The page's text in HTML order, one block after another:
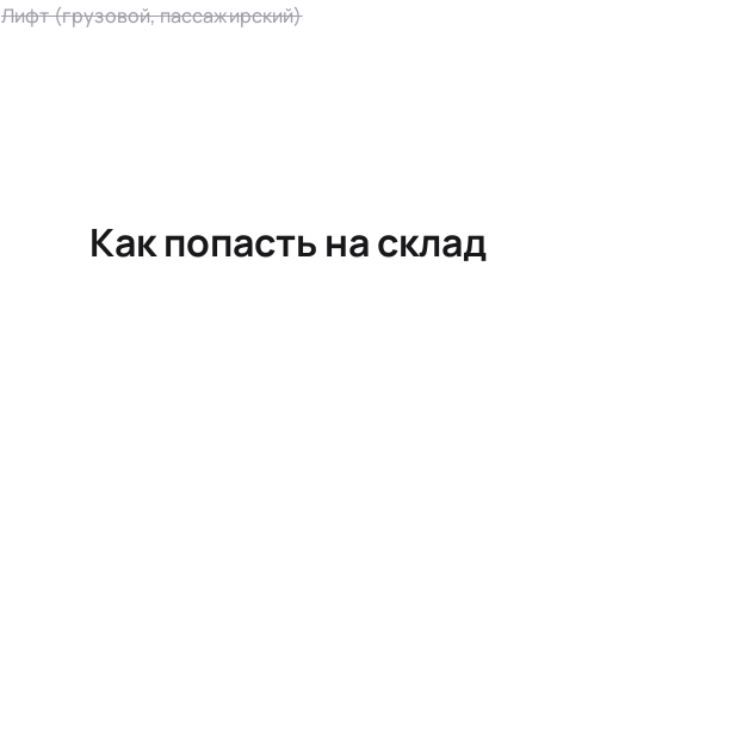
Лифт (грузовой, пассажирский)
Как попасть на склад